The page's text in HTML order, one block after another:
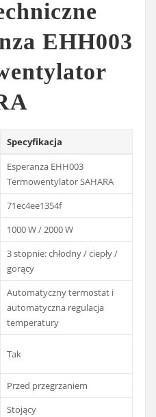
EHH003
Specyfikacja
Esperanza EHH003
Termowentylator SAHARA
71ec4ee1354f
1000 W / 2000 W
3 stopnie: chłodny / ciepły /
gorący
Automatyczny termostat i
automatyczna regulacja
temperatury
Tak
Przed przegrzaniem
Stojący